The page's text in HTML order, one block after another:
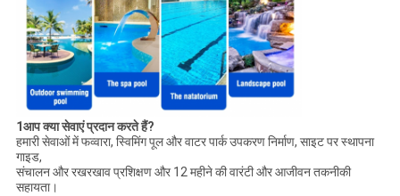
1आप क्या सेवाएं प्रदान करते हैं?
हमारी सेवाओं में फव्वारा, स्विमिंग पूल और वाटर पार्क उपकरण निर्माण, साइट पर स्थापना
गाइड,
संचालन और रखरखाव प्रशिक्षण और 12 महीने की वारंटी और आजीवन तकनीकी
सहायता।